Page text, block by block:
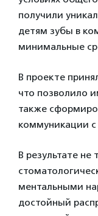
получили
детям зубы в
минимальные
В проекте
что позволило
также
коммуникации
В результате не
ментальными
достойный